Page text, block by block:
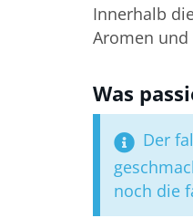
Innerhalb
Aromen und
Was
Der
noch die